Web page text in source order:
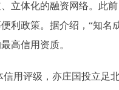
立体化的融资网络。此
利政策。据介绍，“知
高信用资质。
评级，亦庄国投立足北